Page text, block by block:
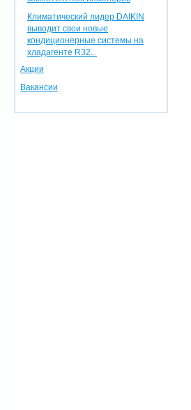
Климатический лидер DAIKIN
выводит свои новые
кондиционерные системы на
хладагенте R32...
Акции
Вакансии